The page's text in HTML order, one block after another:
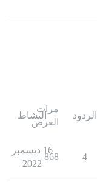
الردود
مرات
العرض
النشاط
4
868
16 ديسمبر
2022